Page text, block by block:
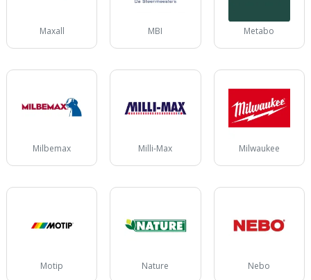
Maxall MBI Metabo
Milbemax Milli-Max Milwaukee
Motip Nature Nebo